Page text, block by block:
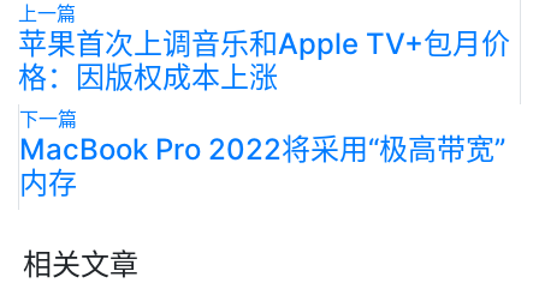
上一篇
苹果首次上调音乐和Apple TV+包月价
格：因版权成本上涨
下一篇
MacBook Pro 2022将采用“极高带宽”
内存
相关文章